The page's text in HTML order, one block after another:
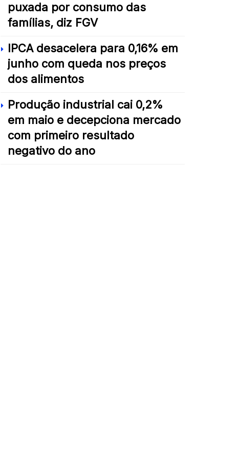
puxada por consumo das
famílias, diz FGV
IPCA desacelera para 0,16% em
junho com queda nos preços
dos alimentos
Produção industrial cai 0,2%
em maio e decepciona mercado
com primeiro resultado
negativo do ano